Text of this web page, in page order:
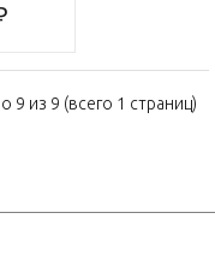
9 из 9 (всего 1 страниц)